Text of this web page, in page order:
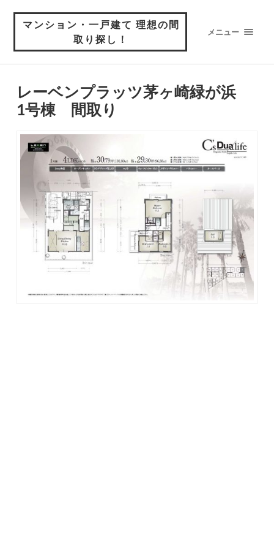
マンション・一戸建て 理想の間
取り探し！
メニュー
レーベンプラッツ茅ヶ崎緑が浜
1号棟 間取り